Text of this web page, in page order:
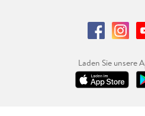
Laden Sie unsere